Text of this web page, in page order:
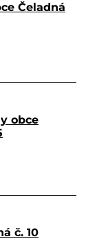
Čeladná
obce
č. 10